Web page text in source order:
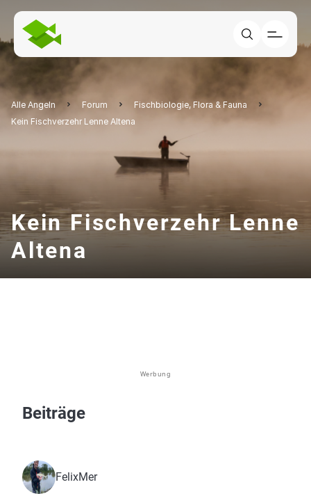
Alle Angeln Forum
Fischbiologie, Flora & Fauna
Kein Fischverzehr Lenne Altena
Kein Fischverzehr Lenne
Altena
Werbung
Beiträge
FelixMer